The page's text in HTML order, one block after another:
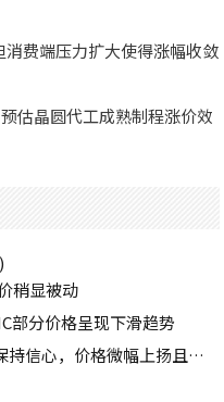
费端压力扩大使得涨幅收敛
估晶圆代工成熟制程涨价效
稍显被动
部分价格呈现下滑趋势
【台湾地区】供应端对于Wafer仍保持信心，价格微幅上扬且惜售态度不变